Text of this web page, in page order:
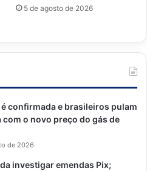
5 de agosto de 2026
confirmada e brasileiros pulam
com o novo preço do gás de
de 2026
investigar emendas Pix;